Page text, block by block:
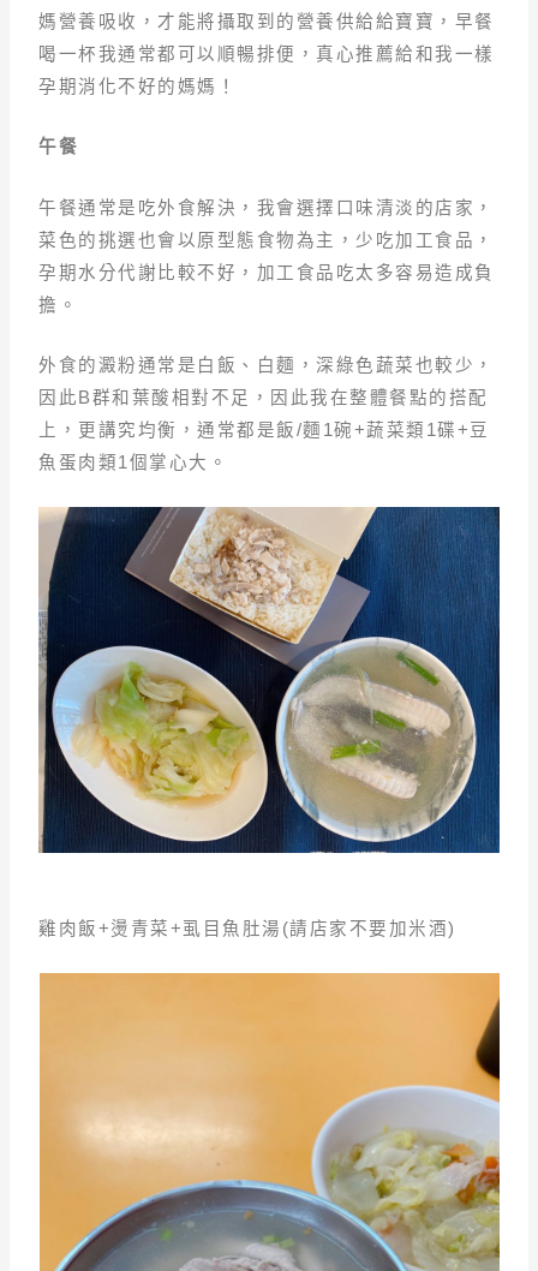
媽營養吸收，才能將攝取到的營養供給給寶寶，早餐
喝一杯我通常都可以順暢排便，真心推薦給和我一樣
孕期消化不好的媽媽！
午餐
午餐通常是吃外食解決，我會選擇口味清淡的店家，
菜色的挑選也會以原型態食物為主，少吃加工食品，
孕期水分代謝比較不好，加工食品吃太多容易造成負
擔。
外食的澱粉通常是白飯、白麵，深綠色蔬菜也較少，
因此B群和葉酸相對不足，因此我在整體餐點的搭配
上，更講究均衡，通常都是飯/麵1碗+蔬菜類1碟+豆
魚蛋肉類1個掌心大。
雞肉飯+燙青菜+虱目魚肚湯(請店家不要加米酒)